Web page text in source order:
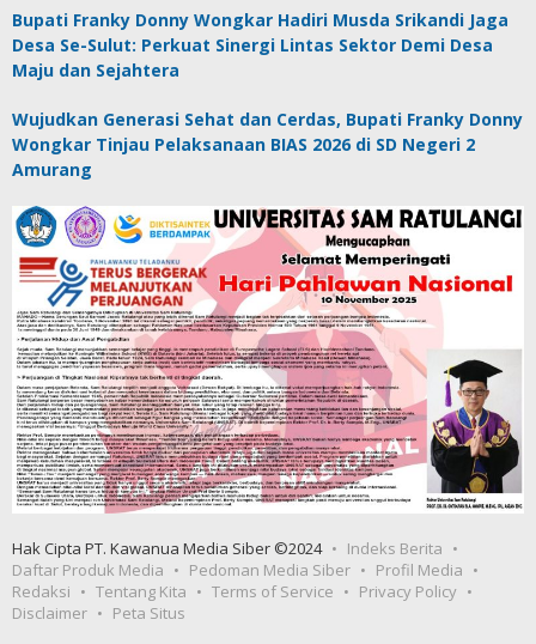
Bupati Franky Donny Wongkar Hadiri Musda Srikandi Jaga
Desa Se-Sulut: Perkuat Sinergi Lintas Sektor Demi Desa
Maju dan Sejahtera
Wujudkan Generasi Sehat dan Cerdas, Bupati Franky Donny
Wongkar Tinjau Pelaksanaan BIAS 2026 di SD Negeri 2
Amurang
Hak Cipta PT. Kawanua Media Siber ©2024
Indeks Berita
Daftar Produk Media
Pedoman Media Siber
Profil Media
Redaksi
Tentang Kita Terms of Service
Privacy Policy
Disclaimer
Peta Situs